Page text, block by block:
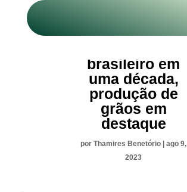
brasileiro em
uma década,
produção de
grãos em
destaque
por Thamires Benetório | ago 9,
2023